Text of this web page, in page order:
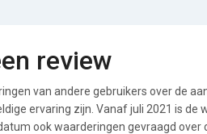
review
van andere gebruikers over de
ervaring zijn. Vanaf juli 2021 is de
ook waarderingen gevraagd over